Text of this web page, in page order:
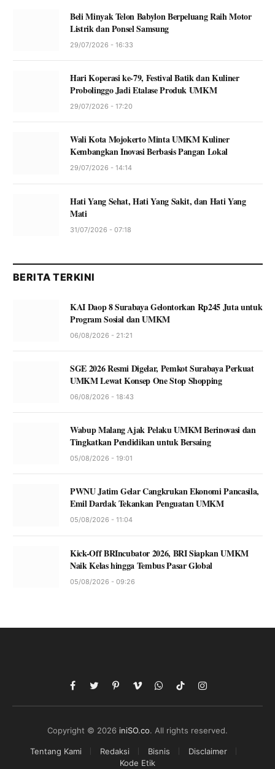
Beli Minyak Telon Babylon Berpeluang Raih Motor
Listrik dan Ponsel Samsung
29/07/2026 - 16:33
Hari Koperasi ke-79, Festival Batik dan Kuliner
Probolinggo Jadi Etalase Produk UMKM
29/07/2026 - 17:20
Wali Kota Mojokerto Minta UMKM Kuliner
Kembangkan Inovasi Berbasis Pangan Lokal
29/07/2026 - 14:14
Hati Yang Sehat, Hati Yang Sakit, dan Hati Yang
Mati
31/07/2026 - 07:18
BERITA TERKINI
KAI Daop 8 Surabaya Gelontorkan Rp245 Juta untuk
Program Sosial dan UMKM
06/08/2026 - 21:21
SGE 2026 Resmi Digelar, Pemkot Surabaya Perkuat
UMKM Lewat Konsep One Stop Shopping
06/08/2026 - 18:43
Wabup Malang Ajak Pelaku UMKM Berinovasi dan
Tingkatkan Pendidikan untuk Bersaing
05/08/2026 - 19:01
PWNU Jatim Gelar Cangkrukan Ekonomi Pancasila,
Emil Dardak Tekankan Penguatan UMKM
05/08/2026 - 11:04
Kick-Off BRIncubator 2026, BRI Siapkan UMKM
Naik Kelas hingga Tembus Pasar Global
05/08/2026 - 09:26
Facebook
TwitterPinterestVimeoWhatsApp
TikTokInstagram
Copyright © 2026 iniSO.co. All rights reserved.
Tentang Kami Redaksi Bisnis
Disclaimer
Kode Etik